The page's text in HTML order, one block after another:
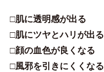
□肌に透明感が出る
□肌にツヤとハリが出る
□顔の血色が良くなる
□風邪を引きにくくなる